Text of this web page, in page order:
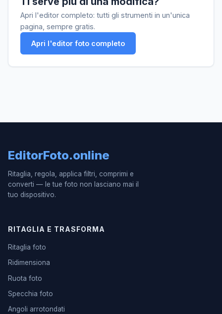
Apri l'editor completo: tutti gli strumenti in un'unica
pagina, sempre gratis.
Apri l'editor foto completo
EditorFoto.online
Ritaglia, regola, applica filtri, comprimi e
converti — le tue foto non lasciano mai il
tuo dispositivo.
RITAGLIA E TRASFORMA
Ritaglia foto
Ridimensiona
Ruota foto
Specchia foto
Angoli arrotondati